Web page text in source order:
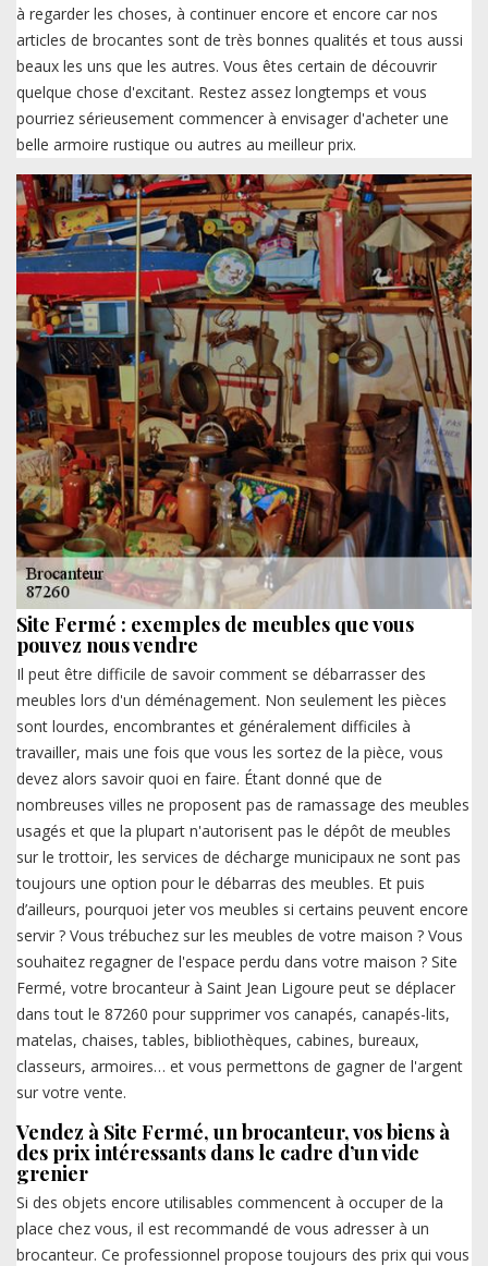
à regarder les choses, à continuer encore et encore car nos
articles de brocantes sont de très bonnes qualités et tous aussi
beaux les uns que les autres. Vous êtes certain de découvrir
quelque chose d'excitant. Restez assez longtemps et vous
pourriez sérieusement commencer à envisager d'acheter une
belle armoire rustique ou autres au meilleur prix.
Site Fermé : exemples de meubles que vous
pouvez nous vendre
Il peut être difficile de savoir comment se débarrasser des
meubles lors d'un déménagement. Non seulement les pièces
sont lourdes, encombrantes et généralement difficiles à
travailler, mais une fois que vous les sortez de la pièce, vous
devez alors savoir quoi en faire. Étant donné que de
nombreuses villes ne proposent pas de ramassage des meubles
usagés et que la plupart n'autorisent pas le dépôt de meubles
sur le trottoir, les services de décharge municipaux ne sont pas
toujours une option pour le débarras des meubles. Et puis
d’ailleurs, pourquoi jeter vos meubles si certains peuvent encore
servir ? Vous trébuchez sur les meubles de votre maison ? Vous
souhaitez regagner de l'espace perdu dans votre maison ? Site
Fermé, votre brocanteur à Saint Jean Ligoure peut se déplacer
dans tout le 87260 pour supprimer vos canapés, canapés-lits,
matelas, chaises, tables, bibliothèques, cabines, bureaux,
classeurs, armoires… et vous permettons de gagner de l'argent
sur votre vente.
Vendez à Site Fermé, un brocanteur, vos biens à
des prix intéressants dans le cadre d’un vide
grenier
Si des objets encore utilisables commencent à occuper de la
place chez vous, il est recommandé de vous adresser à un
brocanteur. Ce professionnel propose toujours des prix qui vous